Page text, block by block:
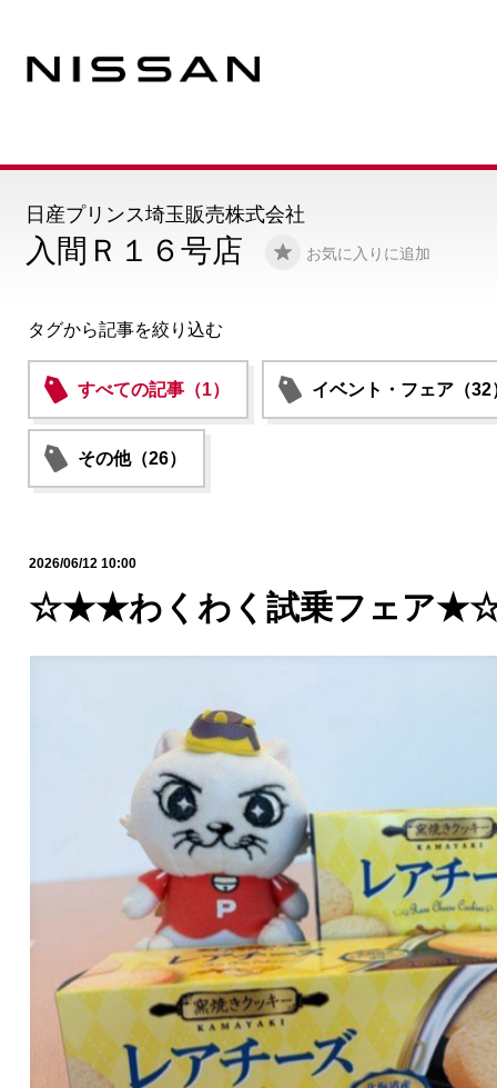
入間Ｒ１６号店 お気に入りに追加
日産プリンス埼玉販売株式会社
タグから記事を絞り込む
すべての記事（1） イベント・フェア（32
その他（26）
2026/06/12 10:00
☆★★わくわく試乗フェア